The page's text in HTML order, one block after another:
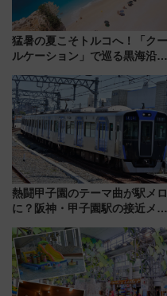
猛暑の夏こそトルコへ！「クー
ルケーション」で巡る黒海沿岸
連検索数が前年比237％増、ナ
ショジオも認める『2026年に訪
れるべき世界の旅先』
熱闘甲子園のテーマ曲が駅メロ
に？阪神・甲子園駅の接近メロ
谷実アレンジの特別仕様へ、8
5日始発から